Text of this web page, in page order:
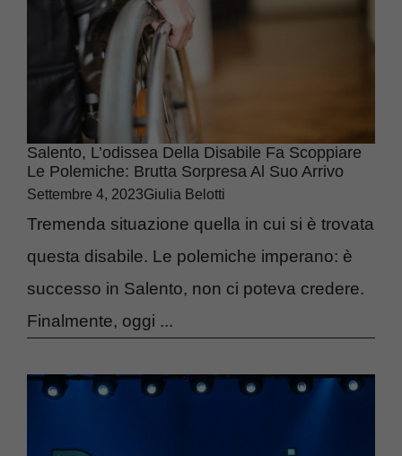
Salento, L’odissea Della Disabile Fa Scoppiare
Le Polemiche: Brutta Sorpresa Al Suo Arrivo
Settembre 4, 2023Giulia Belotti
Tremenda situazione quella in cui si è trovata
questa disabile. Le polemiche imperano: è
successo in Salento, non ci poteva credere.
Finalmente, oggi ...